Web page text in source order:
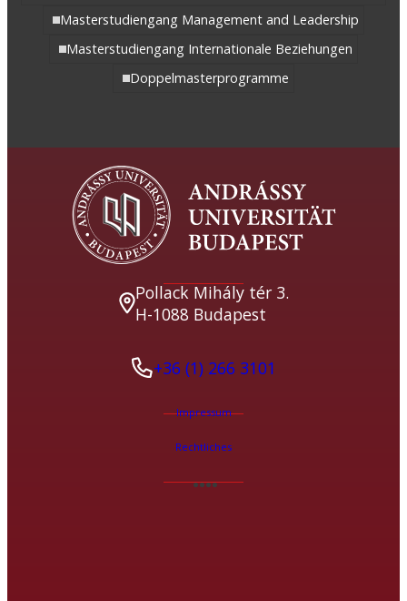
Masterstudiengang Management and Leadership
Masterstudiengang Internationale Beziehungen
Doppelmasterprogramme
Pollack Mihály tér 3.
H-1088 Budapest
+36 (1) 266 3101
Impressum
Rechtliches